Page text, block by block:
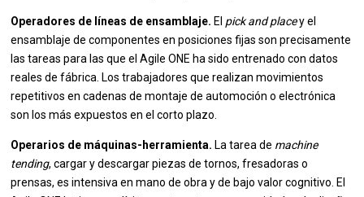
Operadores de líneas de ensamblaje. El pick and placey el
ensamblaje de componentes en posiciones fijas son precisamente
las tareas para las que el Agile ONE ha sido entrenado con datos
reales de fábrica. Los trabajadores que realizan movimientos
repetitivos en cadenas de montaje de automoción o electrónica
son los más expuestos en el corto plazo.
Operarios de máquinas-herramienta. La tarea de machine
tending, cargar y descargar piezas de tornos, fresadoras o
prensas, es intensiva en mano de obra y de bajo valor cognitivo. El